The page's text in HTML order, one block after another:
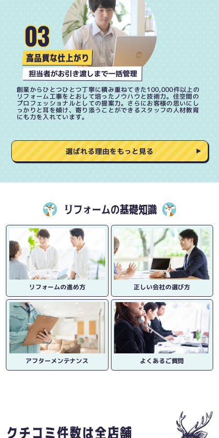
創業からひとつひとつ丁寧に積み重ねてきた100,000件以上の
リフォーム工事をとおして培ったノウハウと技術力。住空間の
プロフェッショナルとしての提案力。さらにお客様の思いにし
っかりと耳を傾け、寄り添うことができるスタッフの人材教育
にも力を入れています。
選ばれる理由をもっと見る
リフォームの基礎知識
リフォームの進め方 正しい会社の選び方
アフターメンテナンス よくあるご質問